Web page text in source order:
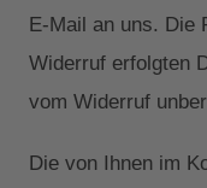
E-Mail an uns. Die
Widerruf erfolgten
vom Widerruf
Die von Ihnen im